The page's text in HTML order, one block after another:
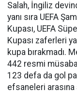
Salah, İngiliz
yanı sıra UEFA
Kupası, UEFA
Kupası zaferleri
kupa bırakmadı.
442 resmi
123 defa da gol
efsaneleri arasına